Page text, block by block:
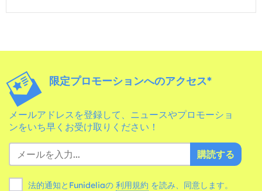
限定プロモーションへのアクセス*
メールアドレスを登録して、ニュースやプロモーショ
ンをいち早くお受け取りください！
購読する
法的通知とFunideliaの 利用規約 を読み、同意します。